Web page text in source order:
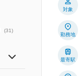
(31)
対象
勤務地
最寄駅